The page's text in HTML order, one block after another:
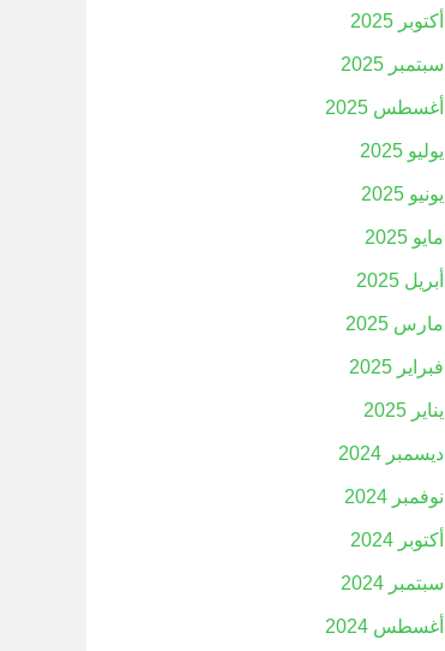
أكتوبر 2025
سبتمبر 2025
أغسطس 2025
يوليو 2025
يونيو 2025
مايو 2025
أبريل 2025
مارس 2025
فبراير 2025
يناير 2025
ديسمبر 2024
نوفمبر 2024
أكتوبر 2024
سبتمبر 2024
أغسطس 2024